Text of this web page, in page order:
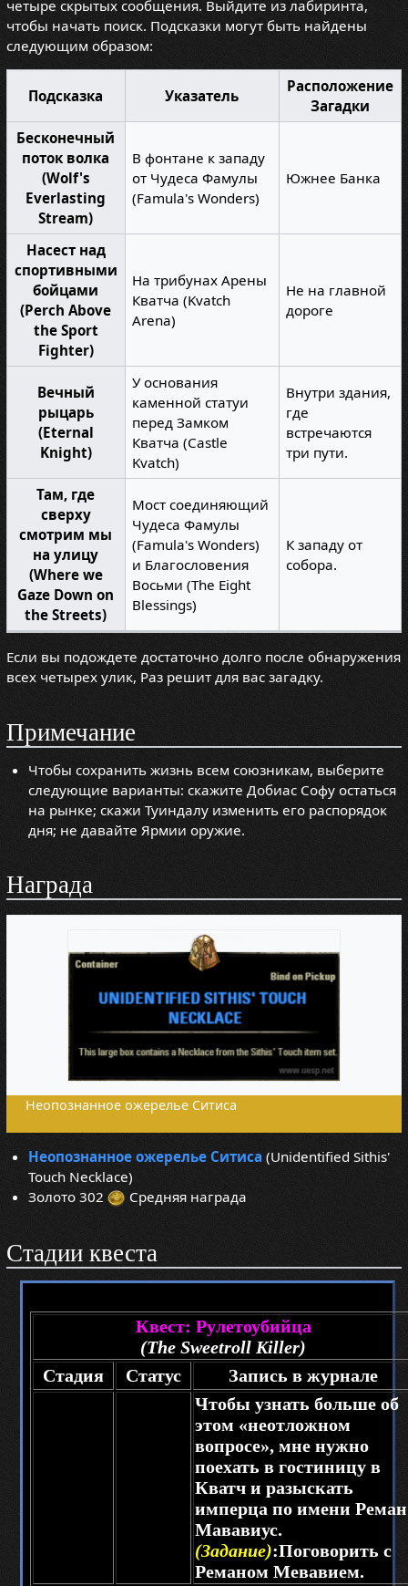
четыре скрытых сообщения. Выйдите из лабиринта,
чтобы начать поиск. Подсказки могут быть найдены
следующим образом:
Подсказка Указатель
Расположение
Загадки
Бесконечный
поток волка
(Wolf's
Everlasting
Stream)
В фонтане к западу
от Чудеса Фамулы
(Famula's Wonders)
Южнее Банка
Насест над
спортивными
бойцами
(Perch Above
the Sport
Fighter)
На трибунах Арены
Кватча (Kvatch
Arena)
Не на главной
дороге
Вечный
рыцарь
(Eternal
Knight)
У основания
каменной статуи
перед Замком
Кватча (Castle
Kvatch)
Внутри здания,
где
встречаются
три пути.
Там, где
сверху
смотрим мы
на улицу
(Where we
Gaze Down on
the Streets)
Мост соединяющий
Чудеса Фамулы
(Famula's Wonders)
и Благословения
Восьми (The Eight
Blessings)
К западу от
собора.
Если вы подождете достаточно долго после обнаружения
всех четырех улик, Раз решит для вас загадку.
Примечание
Чтобы сохранить жизнь всем союзникам, выберите
следующие варианты: скажите Добиас Софу остаться
на рынке; скажи Туиндалу изменить его распорядок
дня; не давайте Ярмии оружие.
Награда
Неопознанное ожерелье Ситиса
Неопознанное ожерелье Ситиса (Unidentified Sithis'
Touch Necklace)
Золото 302
Средняя награда
Стадии квеста
Квест: Рулетоубийца
(The Sweetroll Killer)
Стадия
Статус
Запись в журнале
Чтобы узнать больше об
этом «неотложном
вопросе», мне нужно
поехать в гостиницу в
Кватч и разыскать
имперца по имени Реман
Мававиус.
(Задание):Поговорить с
Реманом Мевавием.